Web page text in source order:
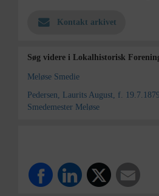
Kontakt arkivet
Søg videre i Lokalhistorisk
Meløse Smedie
Pedersen, Laurits August, f.
Smedemester Meløse